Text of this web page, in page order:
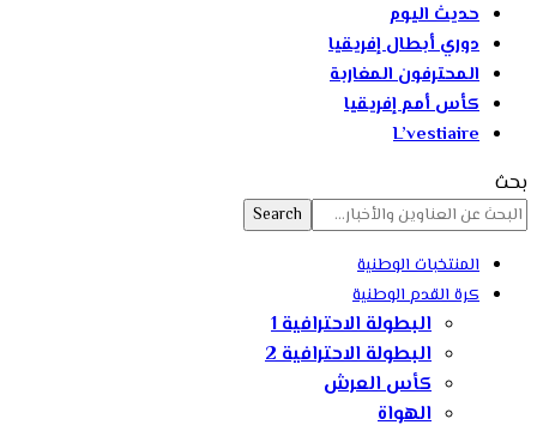
حديث اليوم
دوري أبطال إفريقيا
المحترفون المغاربة
كأس أمم إفريقيا
L’vestiaire
بحث
المنتخبات الوطنية
كرة القدم الوطنية
البطولة الاحترافية 1
البطولة الاحترافية 2
كأس العرش
الهواة